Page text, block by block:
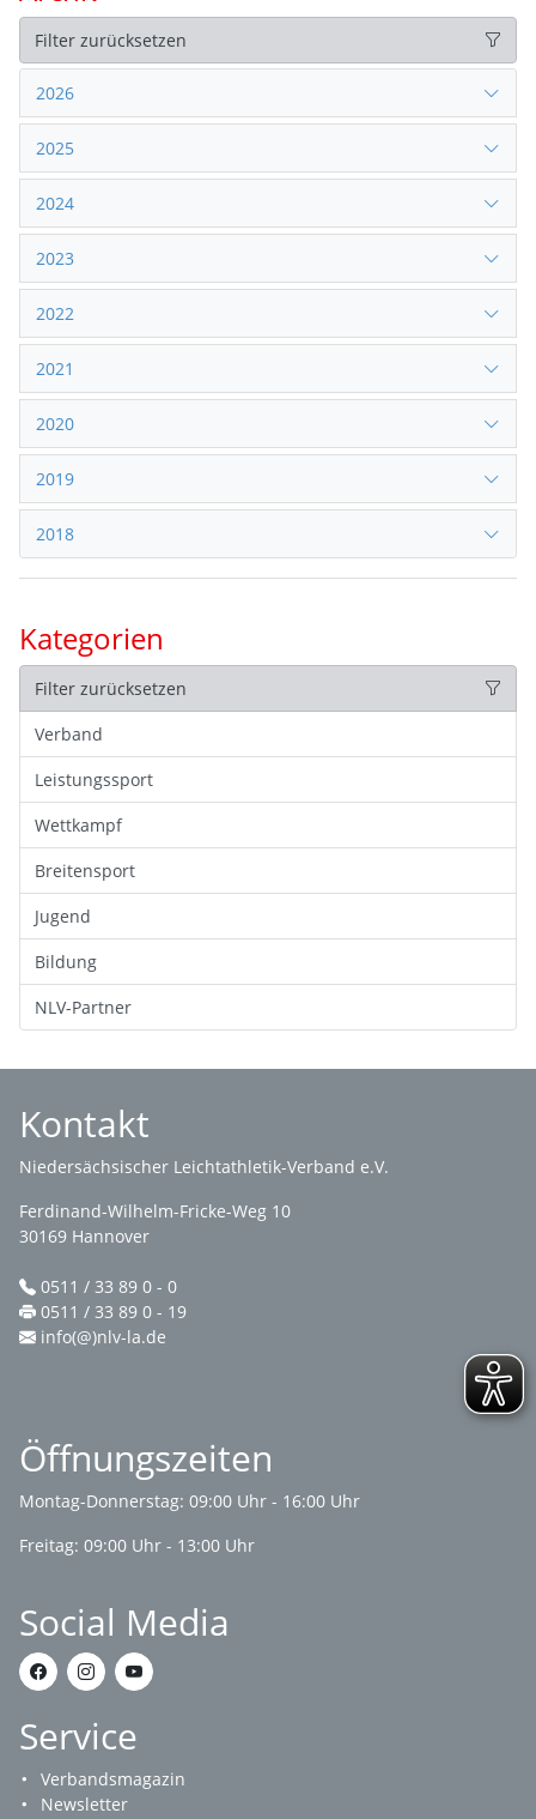
Filter zurücksetzen
2026
2025
2024
2023
2022
2021
2020
2019
2018
Kategorien
Filter zurücksetzen
Verband
Leistungssport
Wettkampf
Breitensport
Jugend
Bildung
NLV-Partner
Kontakt
Niedersächsischer Leichtathletik-Verband e.V.
Ferdinand-Wilhelm-Fricke-Weg 10
30169 Hannover
0511 / 33 89 0 - 0
0511 / 33 89 0 - 19
info(@)nlv-la.de
Öffnungszeiten
Montag-Donnerstag: 09:00 Uhr - 16:00 Uhr
Freitag: 09:00 Uhr - 13:00 Uhr
Social Media
Service
Verbandsmagazin
Newsletter